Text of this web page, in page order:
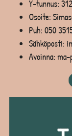
Y-tunnus:
Osoite:
Puh: 050
Sähköposti:
Avoinna: